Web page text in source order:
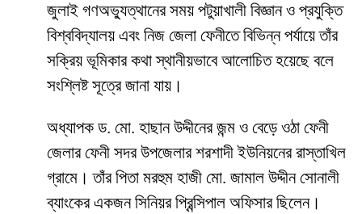
জুলাই গণঅভ্যুত্থানের সময় পটুয়াখালী বিজ্ঞান ও প্রযুক্তি
বিশ্ববিদ্যালয় এবং নিজ জেলা ফেনীতে বিভিন্ন পর্যায়ে তাঁর
সক্রিয় ভূমিকার কথা স্থানীয়ভাবে আলোচিত হয়েছে বলে
সংশ্লিষ্ট সূত্রে জানা যায়।
অধ্যাপক ড. মো. হাছান উদ্দীনের জন্ম ও বেড়ে ওঠা ফেনী
জেলার ফেনী সদর উপজেলার শরশাদী ইউনিয়নের রাস্তাখিল
গ্রামে। তাঁর পিতা মরহুম হাজী মো. জামাল উদ্দীন সোনালী
ব্যাংকের একজন সিনিয়র প্রিন্সিপাল অফিসার ছিলেন।